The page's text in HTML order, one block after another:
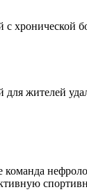
хронической
жителей